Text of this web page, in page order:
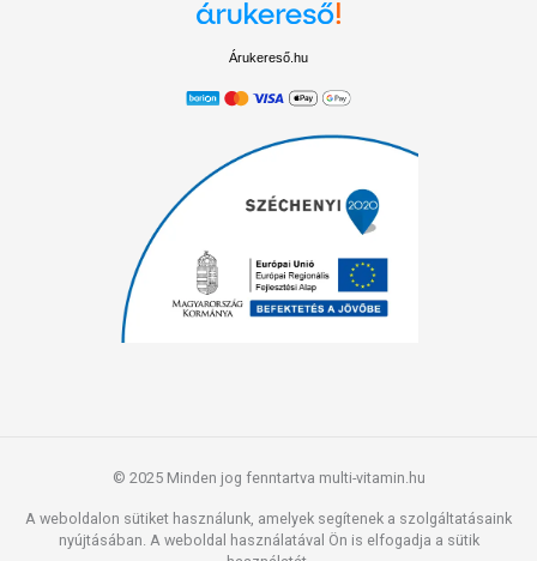
Árukereső.hu
© 2025 Minden jog fenntartva multi-vitamin.hu
A weboldalon sütiket használunk, amelyek segítenek a szolgáltatásaink
nyújtásában. A weboldal használatával Ön is elfogadja a sütik